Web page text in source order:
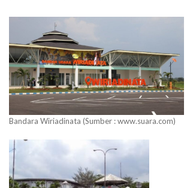
Bandara Wiriadinata (Sumber : www.suara.com)